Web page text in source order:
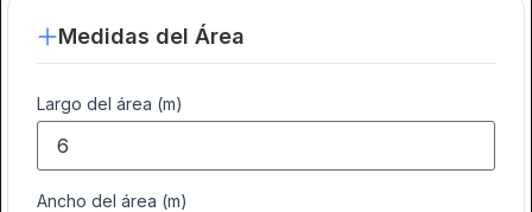
Medidas del Área
Largo del área (m)
Ancho del área (m)